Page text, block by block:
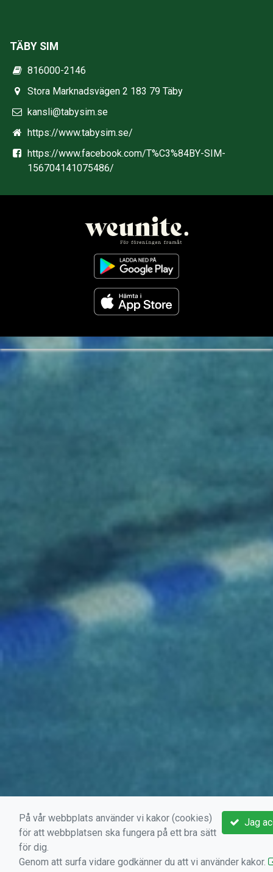
TÄBY SIM
816000-2146
Stora Marknadsvägen 2 183 79 Täby
kansli@tabysim.se
https://www.tabysim.se/
https://www.facebook.com/T%C3%84BY-SIM-
156704141075486/
Jag
På vår webbplats använder vi kakor (cookies)
för att webbplatsen ska fungera på ett bra sätt
för dig.
Genom att surfa vidare godkänner du att vi använder kakor.